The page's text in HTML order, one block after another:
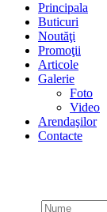
Principala
Buticuri
Noutăţi
Promoţii
Articole
Galerie
Foto
Video
Arendaşilor
Contacte